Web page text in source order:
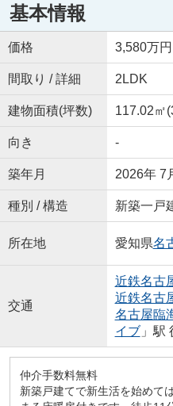
基本情報
価格 3,580万円
間取り / 詳細 2LDK
建物面積(坪数) 117.02㎡
向き -
築年月 2026年 7
種別 / 構造 新築一戸
所在地 愛知県名
交通
近鉄名古
近鉄名古
名古屋臨
イブ」駅
仲介手数料無料
新築戸建てで新生活を始めて